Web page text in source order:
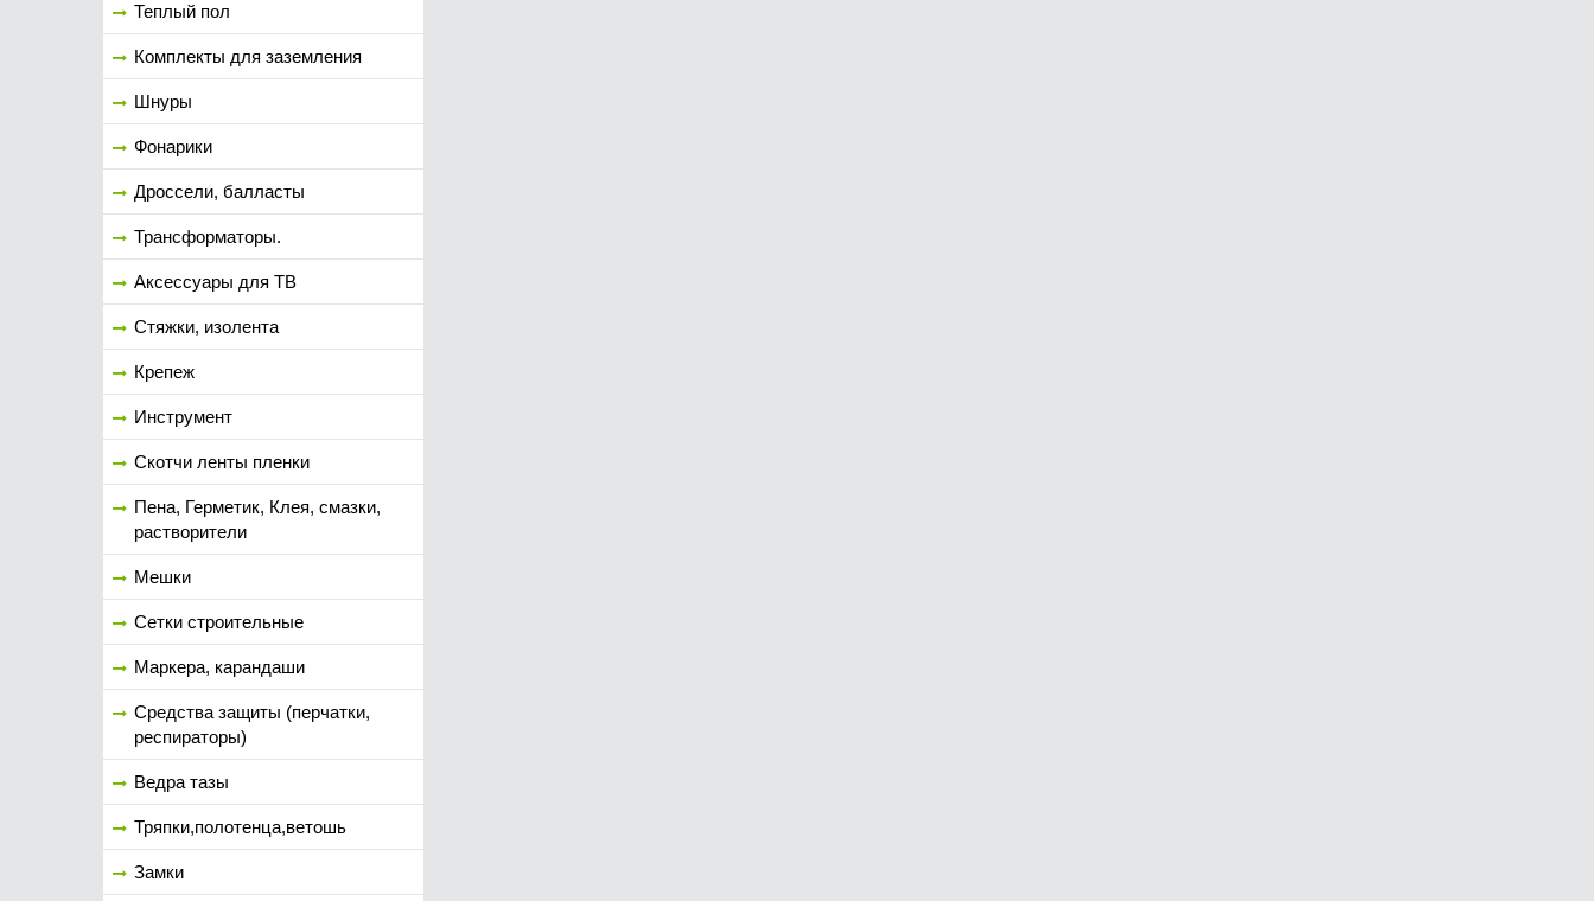
Теплый пол
Комплекты для заземления
Шнуры
Фонарики
Дроссели, балласты
Трансформаторы.
Аксессуары для ТВ
Стяжки, изолента
Крепеж
Инструмент
Скотчи ленты пленки
Пена, Герметик, Клея, смазки,
растворители
Мешки
Сетки строительные
Маркера, карандаши
Средства защиты (перчатки,
респираторы)
Ведра тазы
Тряпки,полотенца,ветошь
Замки